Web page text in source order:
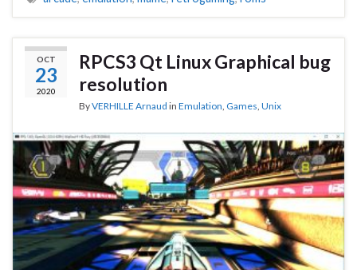
OCT
23
2020
RPCS3 Qt Linux Graphical bug
resolution
ByVERHILLE Arnaud in Emulation, Games, Unix